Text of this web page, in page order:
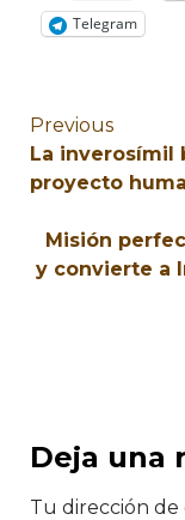
Telegram
Previous
La inverosímil
proyecto
Misión
y convierte a
Deja una
Tu dirección de